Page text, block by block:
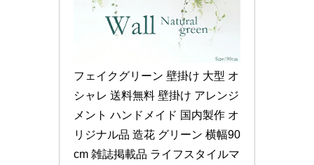
フェイクグリーン 壁掛け 大型 オ
シャレ 送料無料 壁掛け アレンジ
メント ハンドメイド 国内製作 オ
リジナル品 造花 グリーン 横幅90
cm 雑誌掲載品 ライフスタイルマ